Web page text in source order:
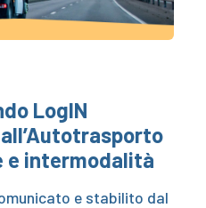
LogIN
e intermodalità
e stabilito dal